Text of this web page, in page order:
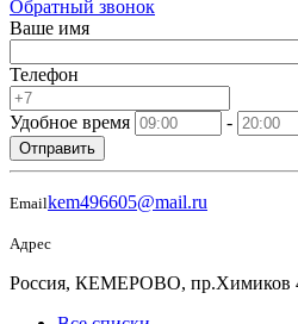
Обратный звонок
Ваше имя
Телефон
Удобное время -
Отправить
Emailkem496605@mail.ru
Адрес
Россия, КЕМЕРОВО,